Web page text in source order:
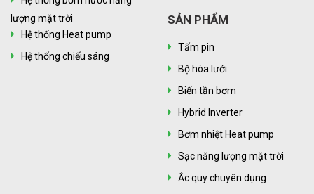
lượng mặt trời
Hệ thống Heat pump
Hệ thống chiếu sáng
SẢN PHẨM
Tấm pin
Bộ hòa lưới
Biến tần bơm
Hybrid Inverter
Bơm nhiệt Heat pump
Sạc năng lượng mặt trời
Ắc quy chuyên dụng